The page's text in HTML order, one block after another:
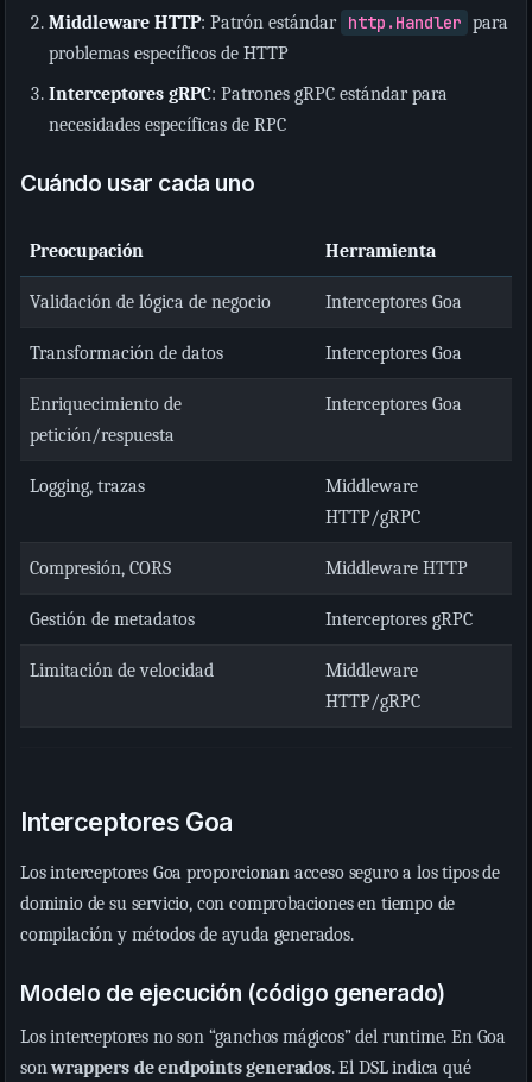
Middleware HTTP: Patrón estándar http.Handler para
problemas específicos de HTTP
Interceptores gRPC: Patrones gRPC estándar para
necesidades específicas de RPC
Cuándo usar cada uno
Preocupación Herramienta
Validación de lógica de negocio Interceptores Goa
Transformación de datos Interceptores Goa
Enriquecimiento de
petición/respuesta
Interceptores Goa
Logging, trazas
Middleware
HTTP/gRPC
Compresión, CORS Middleware HTTP
Gestión de metadatos Interceptores gRPC
Limitación de velocidad
Middleware
HTTP/gRPC
Interceptores Goa
Los interceptores Goa proporcionan acceso seguro a los tipos de
dominio de su servicio, con comprobaciones en tiempo de
compilación y métodos de ayuda generados.
Modelo de ejecución (código generado)
Los interceptores no son “ganchos mágicos” del runtime. En Goa
sonwrappers de endpoints generados. El DSL indica qué